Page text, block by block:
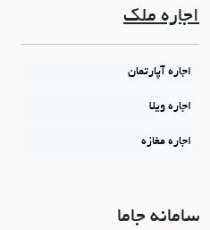
اجاره ملک
اجاره آپارتمان
اجاره ویلا
اجاره مغازه
سامانه جاما